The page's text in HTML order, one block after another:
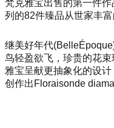
梵克雅宝出售的第一件
列的82件臻品从世家丰
继美好年代
鸟轻盈欲飞，珍贵的花
雅宝呈献更抽象化的设
创作出Floraisonde